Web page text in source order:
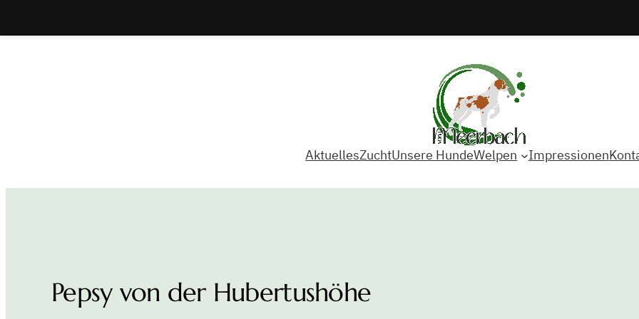
AktuellesZuchtUnsere HundeWelpen Impressionen
Pepsy von der Hubertushöhe